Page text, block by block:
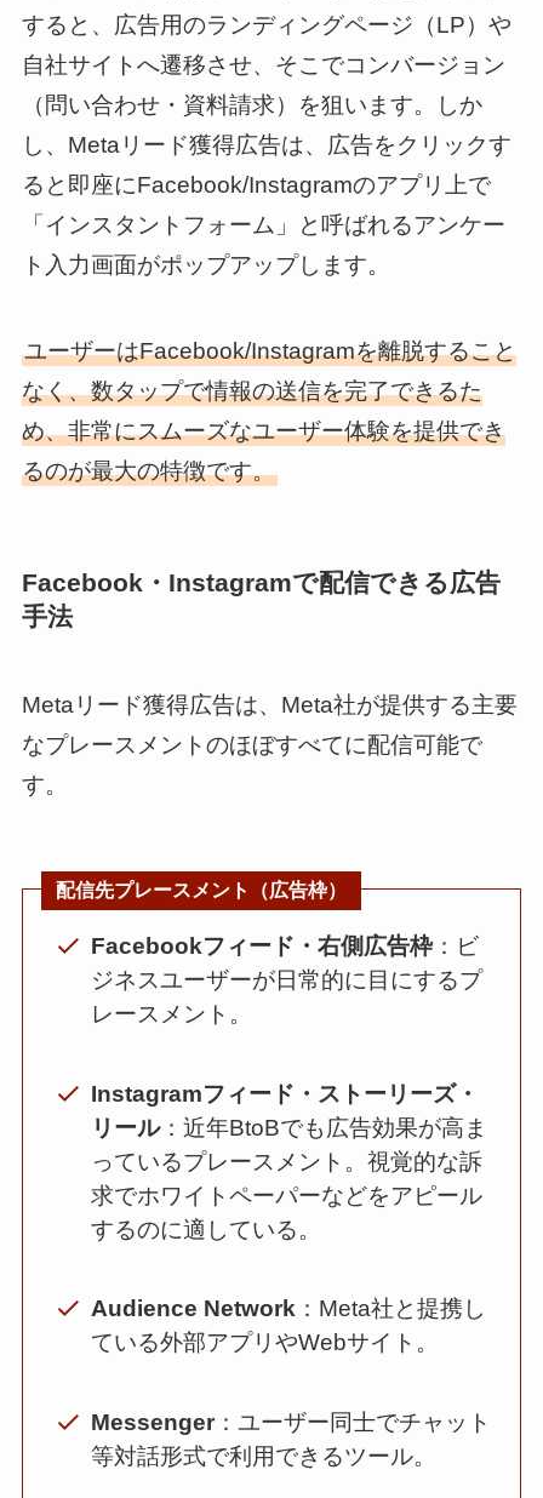
すると、広告用のランディングページ（LP）や
自社サイトへ遷移させ、そこでコンバージョン
（問い合わせ・資料請求）を狙います。しか
し、Metaリード獲得広告は、広告をクリックす
ると即座にFacebook/Instagramのアプリ上で
「インスタントフォーム」と呼ばれるアンケー
ト入力画面がポップアップします。
ユーザーはFacebook/Instagramを離脱すること
なく、数タップで情報の送信を完了できるた
め、非常にスムーズなユーザー体験を提供でき
るのが最大の特徴です。
Facebook・Instagramで配信できる広告
手法
Metaリード獲得広告は、Meta社が提供する主要
なプレースメントのほぼすべてに配信可能で
す。
配信先プレースメント（広告枠）
Facebookフィード・右側広告枠：ビ
ジネスユーザーが日常的に目にするプ
レースメント。
Instagramフィード・ストーリーズ・
リール：近年BtoBでも広告効果が高ま
っているプレースメント。視覚的な訴
求でホワイトペーパーなどをアピール
するのに適している。
Audience Network ：Meta社と提携し
ている外部アプリやWebサイト。
Messenger ：ユーザー同士でチャット
等対話形式で利用できるツール。